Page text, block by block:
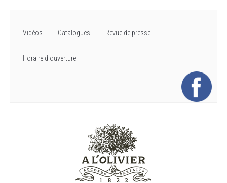
Vidéos Catalogues Revue de presse
Horaire d'ouverture